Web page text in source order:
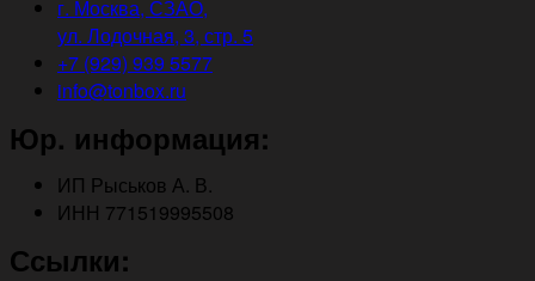
г. Москва, СЗАО,
ул. Лодочная, 3, стр. 5
+7 (929) 939 5577
info@tonbox.ru
Юр. информация:
ИП Рыськов А. В.
ИНН 771519995508
Ссылки: